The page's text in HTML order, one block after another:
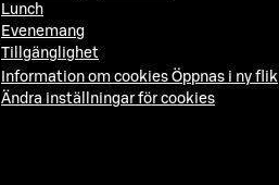
Lunch
Evenemang
Tillgänglighet
Information om cookies Öppnas i ny flik
Ändra inställningar för cookies